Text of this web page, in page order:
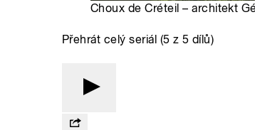
Choux de Créteil – architekt
Přehrát celý seriál (5 z 5 dílů)